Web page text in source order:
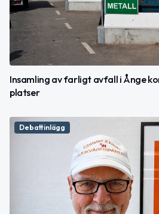
Insamling av farligt avfall i Ånge
platser
Debattinlägg